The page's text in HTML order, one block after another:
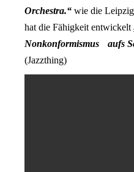
Orchestra.“ wie die
hat die Fähigkeit entwickelt
Nonkonformismus aufs
(Jazzthing)